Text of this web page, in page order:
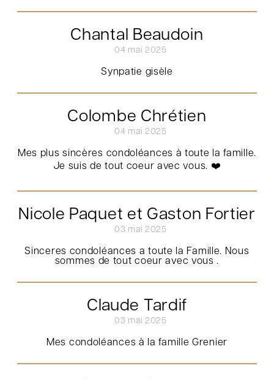
Chantal Beaudoin
04 mai 2025
Synpatie gisèle
Colombe Chrétien
04 mai 2025
Mes plus sincères condoléances à toute la famille.
Je suis de tout coeur avec vous. ❤️
Nicole Paquet et Gaston Fortier
03 mai 2025
Sinceres condoléances a toute la Famille. Nous
sommes de tout coeur avec vous .
Claude Tardif
03 mai 2025
Mes condoléances à la famille Grenier